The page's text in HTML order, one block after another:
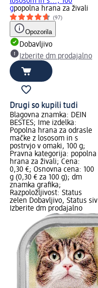
gpopolna hrana za živali
(97)
Opozorila
Dobavljivo
Izberite dm prodajalno
Drugi so kupili tudi
Blagovna znamka: DEIN
BESTES; Ime izdelka:
Popolna hrana za odrasle
mačke z lososom in s
postrvjo v omaki, 100 g;
Pravna kategorija: popolna
hrana za živali; Cena:
0,30 €; Osnovna cena: 100
g (0,30 € za 100 g); dm
znamka grafika;
Razpoložljivost: Status
zelen Dobavljivo, Status siv
Izberite dm prodajalno